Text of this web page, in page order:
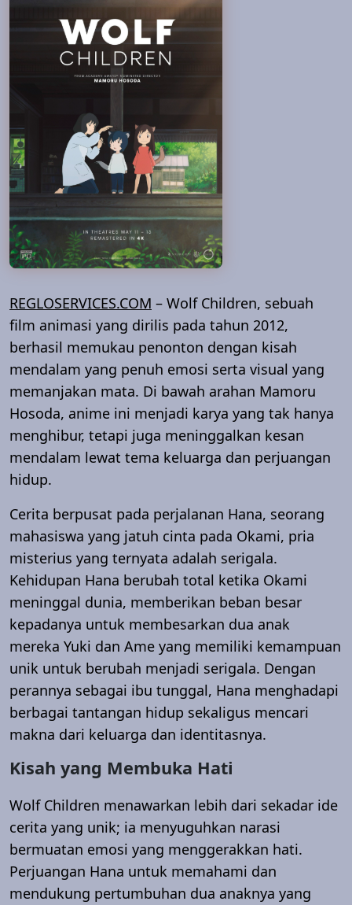
REGLOSERVICES.COM – Wolf Children, sebuah
film animasi yang dirilis pada tahun 2012,
berhasil memukau penonton dengan kisah
mendalam yang penuh emosi serta visual yang
memanjakan mata. Di bawah arahan Mamoru
Hosoda, anime ini menjadi karya yang tak hanya
menghibur, tetapi juga meninggalkan kesan
mendalam lewat tema keluarga dan perjuangan
hidup.
Cerita berpusat pada perjalanan Hana, seorang
mahasiswa yang jatuh cinta pada Okami, pria
misterius yang ternyata adalah serigala.
Kehidupan Hana berubah total ketika Okami
meninggal dunia, memberikan beban besar
kepadanya untuk membesarkan dua anak
mereka Yuki dan Ame yang memiliki kemampuan
unik untuk berubah menjadi serigala. Dengan
perannya sebagai ibu tunggal, Hana menghadapi
berbagai tantangan hidup sekaligus mencari
makna dari keluarga dan identitasnya.
Kisah yang Membuka Hati
Wolf Children menawarkan lebih dari sekadar ide
cerita yang unik; ia menyuguhkan narasi
bermuatan emosi yang menggerakkan hati.
Perjuangan Hana untuk memahami dan
mendukung pertumbuhan dua anaknya yang